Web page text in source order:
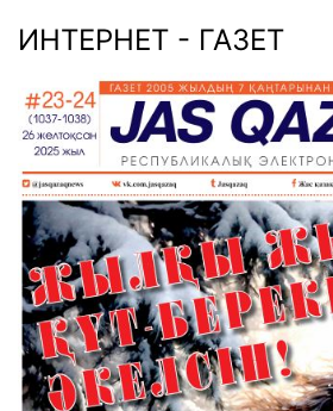
ИНТЕРНЕТ - ГАЗЕТ